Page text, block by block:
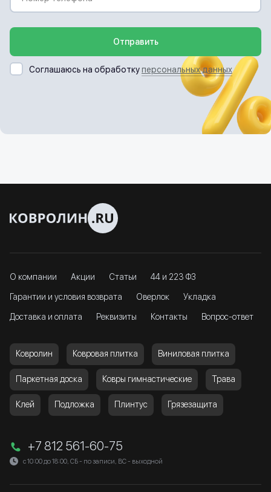
Отправить
Соглашаюсь на обработкуперсональных данных
О компании Акции Статьи 44 и 223 ФЗ
Гарантии и условия возврата Оверлок Укладка
Доставка и оплата Реквизиты Контакты Вопрос-ответ
Ковролин Ковровая плитка Виниловая плитка
Паркетная доска Ковры гимнастические Трава
Клей Подложка Плинтус Грязезащита
+7 812 561-60-75
с 10:00 до 18:00, СБ - по записи, ВС - выходной